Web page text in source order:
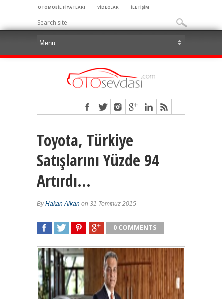
OTOMOBİL FİYATLARI VİDEOLAR İLETİŞİM
Toyota, Türkiye
Satışlarını Yüzde 94
Artırdı…
ByHakan Alkan on 31 Temmuz 2015
0 COMMENTS